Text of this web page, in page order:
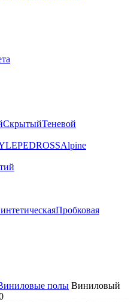
СкрытыйТеневой
PEDROSSAlpine
Пробковая
полы Виниловый